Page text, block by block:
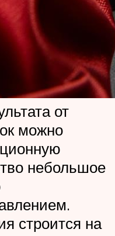
от
можно
небольшое
строится на